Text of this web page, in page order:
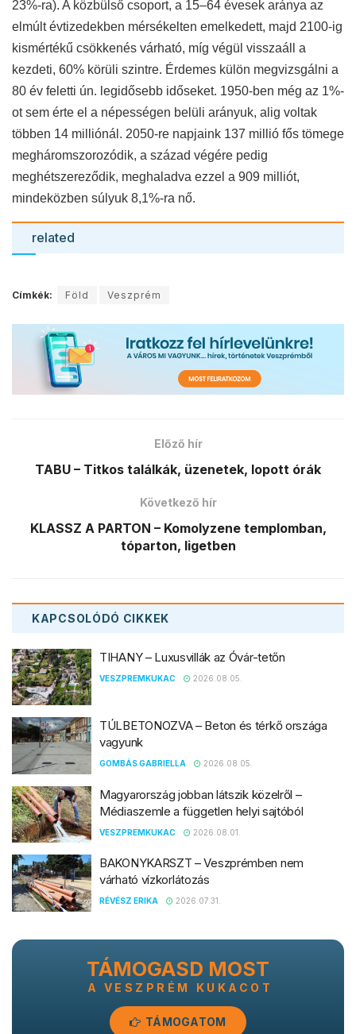
23%-ra). A közbülső csoport, a 15–64 évesek aránya az
elmúlt évtizedekben mérsékelten emelkedett, majd 2100-ig
kismértékű csökkenés várható, míg végül visszaáll a
kezdeti, 60% körüli szintre. Érdemes külön megvizsgálni a
80 év feletti ún. legidősebb időseket. 1950-ben még az 1%-
ot sem érte el a népességen belüli arányuk, alig voltak
többen 14 milliónál. 2050-re napjaink 137 millió fős tömege
megháromszorozódik, a század végére pedig
meghétszereződik, meghaladva ezzel a 909 milliót,
mindeközben súlyuk 8,1%-ra nő.
related
Címkék: Föld Veszprém
Előző hír
TABU – Titkos találkák, üzenetek, lopott órák
Következő hír
KLASSZ A PARTON – Komolyzene templomban,
tóparton, ligetben
KAPCSOLÓDÓ CIKKEK
TIHANY – Luxusvillák az Óvár-tetőn
VESZPREMKUKAC 2026.08.05.
TÚLBETONOZVA – Beton és térkő országa
vagyunk
GOMBÁS GABRIELLA 2026.08.05.
Magyarország jobban látszik közelről –
Médiaszemle a független helyi sajtóból
VESZPREMKUKAC 2026.08.01.
BAKONYKARSZT – Veszprémben nem
várható vízkorlátozás
RÉVÉSZ ERIKA 2026.07.31.
TÁMOGASD MOST
A VESZPRÉM KUKACOT
TÁMOGATOM